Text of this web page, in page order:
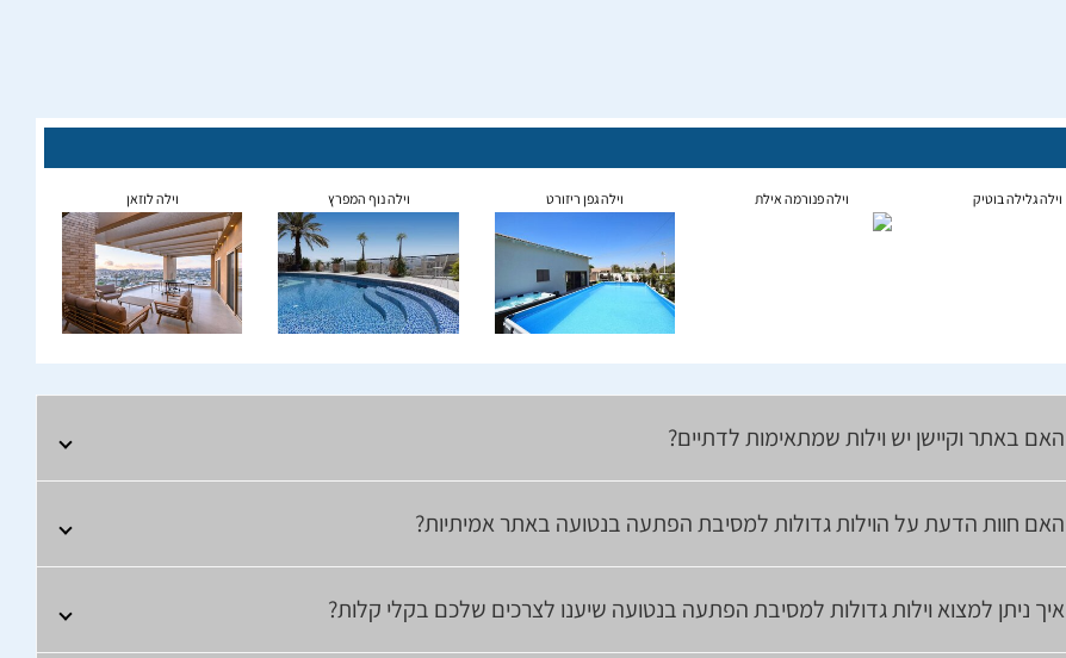
וילה גלילה בוטיק וילה פנורמה אילת וילה גפן ריזורט וילה נוף המפרץ וילה לוזאן
האם באתר וקיישן יש וילות שמתאימות לדתיים?
האם חוות הדעת על הוילות גדולות למסיבת הפתעה בנטועה באתר אמיתיות?
איך ניתן למצוא וילות גדולות למסיבת הפתעה בנטועה שיענו לצרכים שלכם בקלי קלות?